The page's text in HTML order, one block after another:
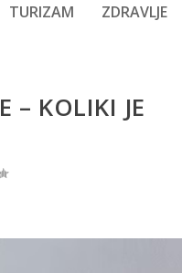
TURIZAM ZDRAVLJE
– KOLIKI JE